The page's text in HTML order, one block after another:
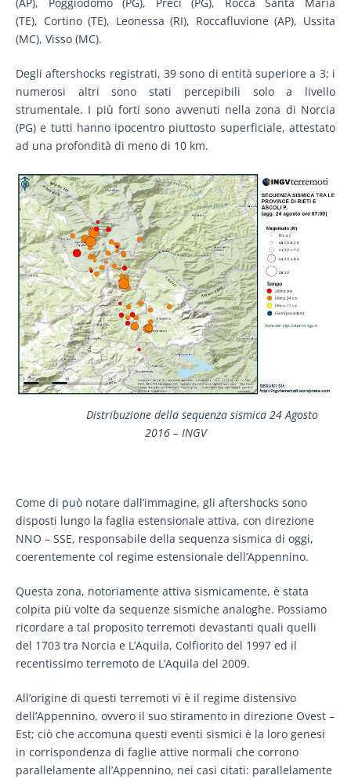
(AP), Poggiodomo (PG), Preci (PG), Rocca Santa Maria
(TE), Cortino (TE), Leonessa (RI), Roccafluvione (AP), Ussita
(MC), Visso (MC).
Degli aftershocks registrati, 39 sono di entità superiore a 3; i
numerosi altri sono stati percepibili solo a livello
strumentale. I più forti sono avvenuti nella zona di Norcia
(PG) e tutti hanno ipocentro piuttosto superficiale, attestato
ad una profondità di meno di 10 km.
Distribuzione della sequenza sismica 24 Agosto
2016 – INGV
Come di può notare dall’immagine, gli aftershocks sono
disposti lungo la faglia estensionale attiva, con direzione
NNO – SSE, responsabile della sequenza sismica di oggi,
coerentemente col regime estensionale dell’Appennino.
Questa zona, notoriamente attiva sismicamente, è stata
colpita più volte da sequenze sismiche analoghe. Possiamo
ricordare a tal proposito terremoti devastanti quali quelli
del 1703 tra Norcia e L’Aquila, Colfiorito del 1997 ed il
recentissimo terremoto de L’Aquila del 2009.
All’origine di questi terremoti vi è il regime distensivo
dell’Appennino, ovvero il suo stiramento in direzione Ovest –
Est; ciò che accomuna questi eventi sismici è la loro genesi
in corrispondenza di faglie attive normali che corrono
parallelamente all’Appennino, nei casi citati: parallelamente